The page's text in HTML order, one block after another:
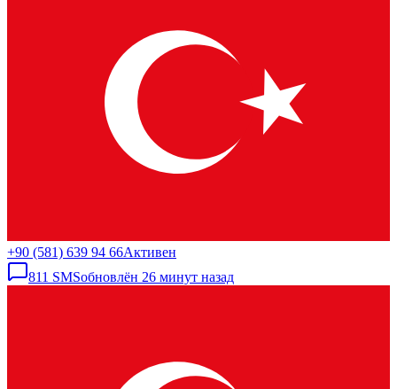
+90 (581) 639 94 66Активен
811 SMSобновлён 26 минут назад